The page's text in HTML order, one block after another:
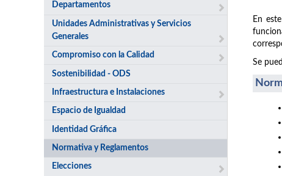
Departamentos
Unidades Administrativas y Servicios
Generales
Compromiso con la Calidad
Sostenibilidad - ODS
Infraestructura e Instalaciones
Espacio de Igualdad
Identidad Gráfica
Normativa y Reglamentos
Elecciones
En
Se